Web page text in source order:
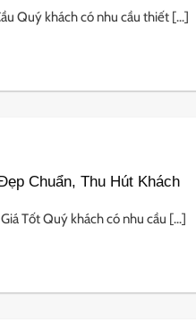
Quý khách có nhu cầu thiết [...]
Chuẩn, Thu Hút Khách
Tốt Quý khách có nhu cầu [...]